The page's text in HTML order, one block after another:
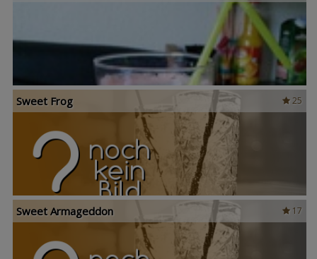
25
Sweet Frog
17
Sweet Armageddon